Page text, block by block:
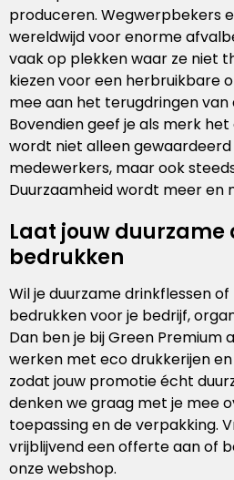
produceren. Wegwerpbekers
wereldwijd voor enorme
vaak op plekken waar ze niet
kiezen voor een herbruikbare
mee aan het terugdringen van
Bovendien geef je als merk
wordt niet alleen
medewerkers, maar ook
Duurzaamheid wordt meer en
Laat jouw
bedrukken
Wil je duurzame drinkflessen
bedrukken voor je bedrijf,
Dan ben je bij Green Premium
werken met eco drukkerijen
zodat jouw promotie écht
denken we graag met je mee
toepassing en de verpakking.
vrijblijvend een offerte aan of
onze webshop.